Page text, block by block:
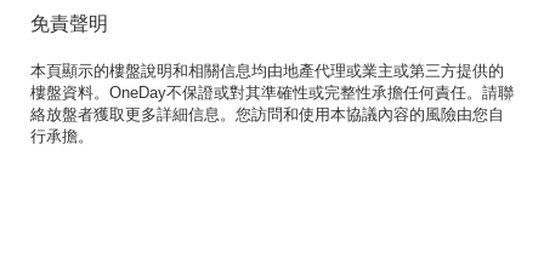
免責聲明
本頁顯示的樓盤說明和相關信息均由地產代理或業主或第三方提供的
樓盤資料。OneDay不保證或對其準確性或完整性承擔任何責任。請聯
絡放盤者獲取更多詳細信息。您訪問和使用本協議內容的風險由您自
行承擔。